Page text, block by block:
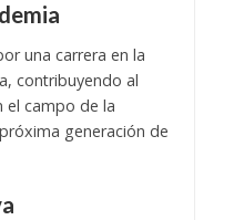
una carrera en la
contribuyendo al
el campo de la
generación de